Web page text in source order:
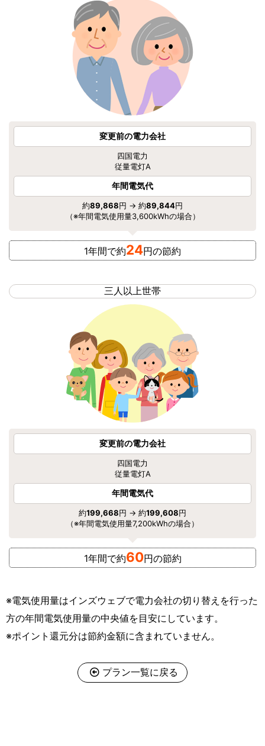
変更前の電力会社
四国電力
従量電灯A
年間電気代
約89,868円 → 約89,844円
（※年間電気使用量3,600kWhの場合）
1年間で約24円の節約
三人以上世帯
変更前の電力会社
四国電力
従量電灯A
年間電気代
約199,668円 → 約199,608円
（※年間電気使用量7,200kWhの場合）
1年間で約60円の節約
※電気使用量はインズウェブで電力会社の切り替えを行った
方の年間電気使用量の中央値を目安にしています。
※ポイント還元分は節約金額に含まれていません。
プラン一覧に戻る